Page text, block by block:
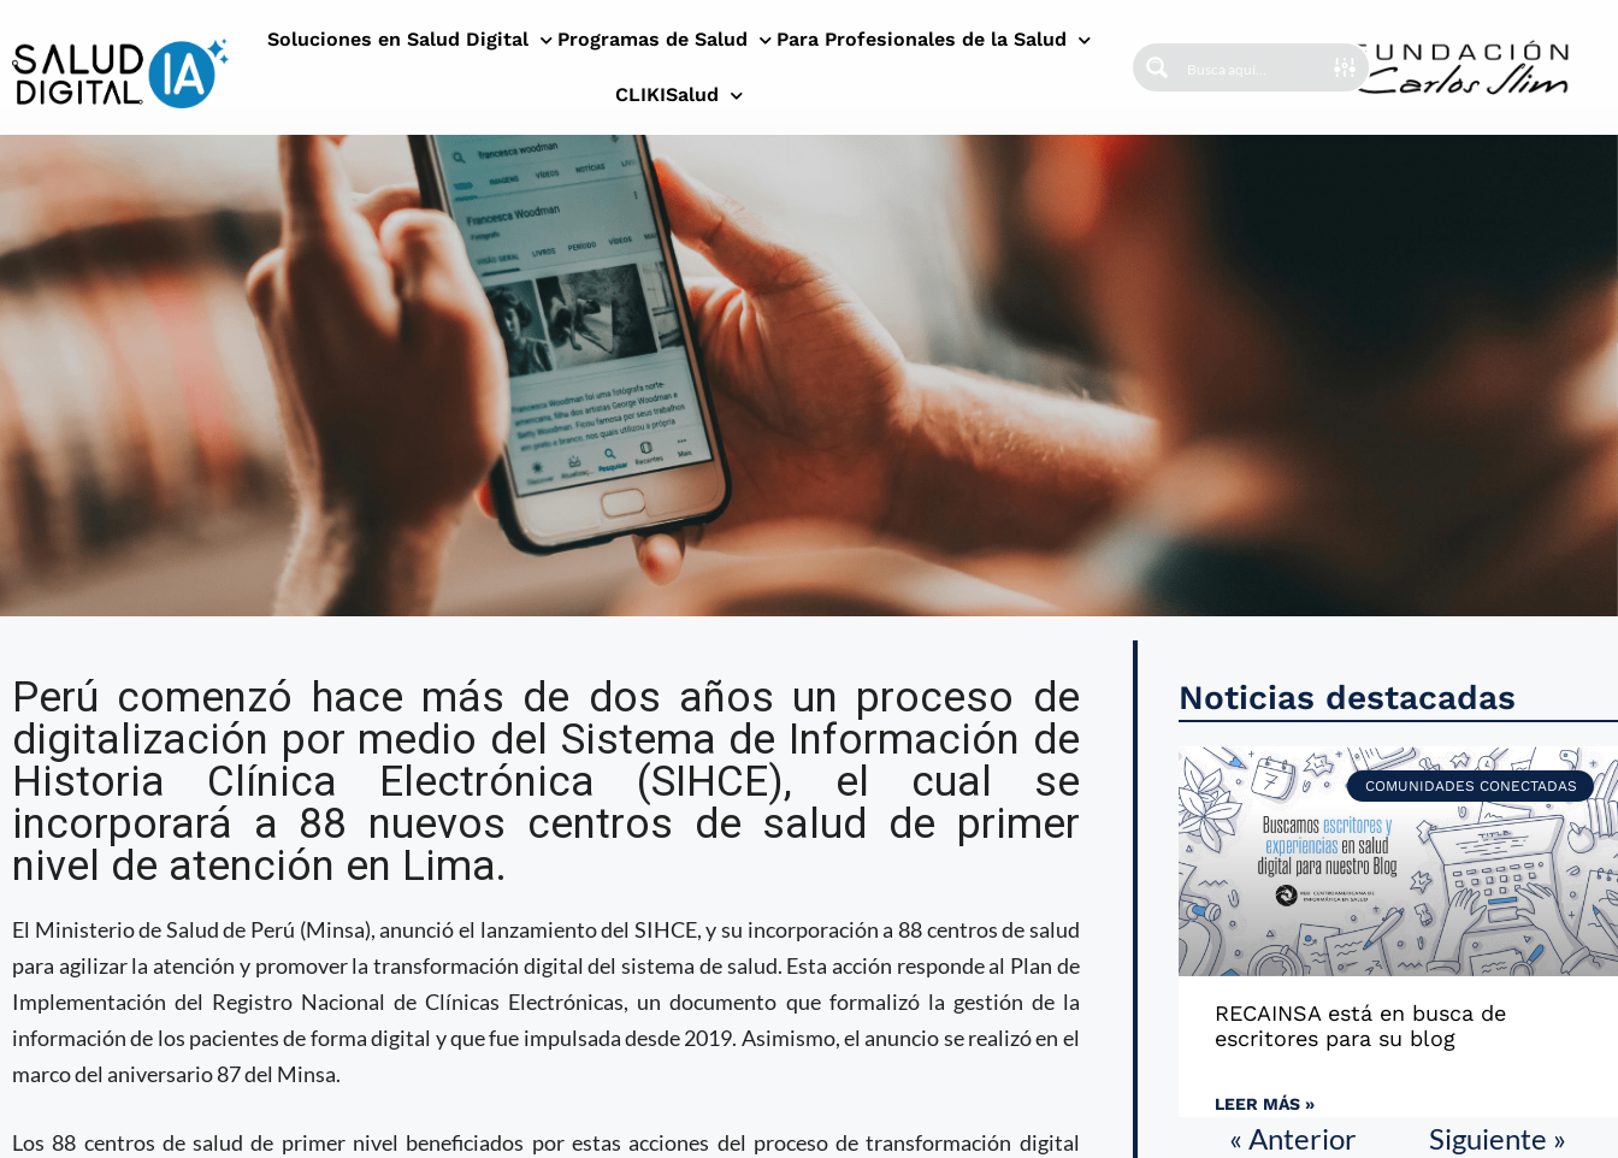
Soluciones en Salud Digital Programas de Salud Para Profesionales de la Salud
CLIKISalud
Ministerio de Salud de Perú implementa
Historia Clínica Electrónica en 88 centros de
salud
Perú comenzó hace más de dos años un proceso de
digitalización por medio del Sistema de Información de
Historia Clínica Electrónica (SIHCE), el cual se
incorporará a 88 nuevos centros de salud de primer
nivel de atención en Lima.
El Ministerio de Salud de Perú (Minsa), anunció el lanzamiento del SIHCE, y su incorporación a 88 centros de salud
para agilizar la atención y promover la transformación digital del sistema de salud. Esta acción responde al Plan de
Implementación del Registro Nacional de Clínicas Electrónicas, un documento que formalizó la gestión de la
información de los pacientes de forma digital y que fue impulsada desde 2019. Asimismo, el anuncio se realizó en el
marco del aniversario 87 del Minsa.
Los 88 centros de salud de primer nivel beneficiados por estas acciones del proceso de transformación digital
Noticias destacadas
COMUNIDADES CONECTADAS
RECAINSA está en busca de
escritores para su blog
LEER MÁS »
« Anterior Siguiente »